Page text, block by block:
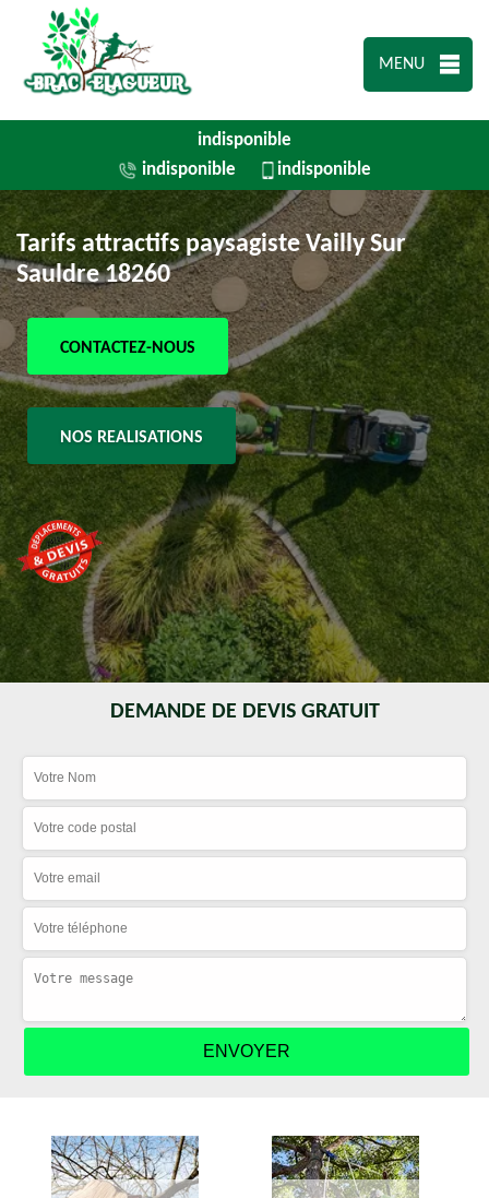
MENU
indisponible
indisponible
indisponible
Tarifs attractifs paysagiste Vailly Sur
Sauldre 18260
CONTACTEZ-NOUS
NOS REALISATIONS
DEMANDE DE DEVIS GRATUIT